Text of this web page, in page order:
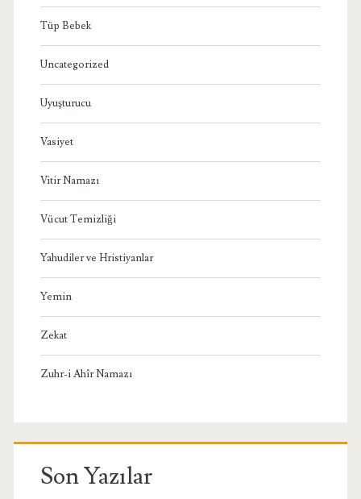
Tüp Bebek
Uncategorized
Uyuşturucu
Vasiyet
Vitir Namazı
Vücut Temizliği
Yahudiler ve Hristiyanlar
Yemin
Zekat
Zuhr-i Ahîr Namazı
Son Yazılar